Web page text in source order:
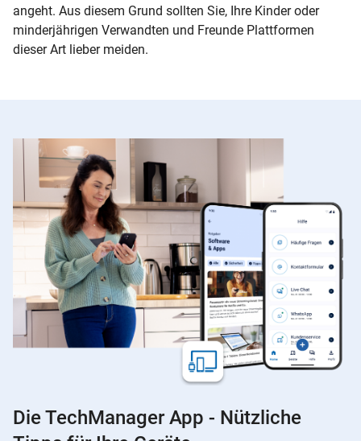
angeht. Aus diesem Grund sollten Sie, Ihre Kinder oder
minderjährigen Verwandten und Freunde Plattformen
dieser Art lieber meiden.
Die TechManager App - Nützliche